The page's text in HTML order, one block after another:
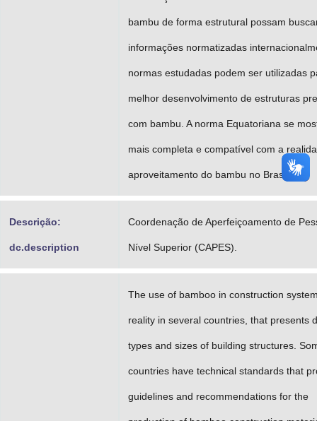
bambu de forma estrutural possam
informações normatizadas
normas estudadas podem ser utilizadas
melhor desenvolvimento de estruturas
com bambu. A norma Equatoriana se
mais completa e compatível com a
aproveitamento do bambu no Brasil.
Descrição:
dc.description
Coordenação de Aperfeiçoamento de
Nível Superior (CAPES).
The use of bamboo in construction
reality in several countries, that presents
types and sizes of building structures.
countries have technical standards that
guidelines and recommendations for the